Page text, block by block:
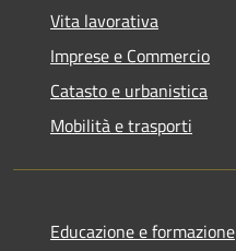
Vita lavorativa
Imprese e Commercio
Catasto e urbanistica
Mobilità e trasporti
Educazione e formazione